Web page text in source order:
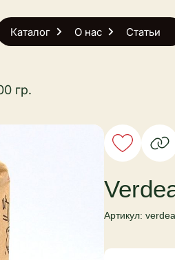
Каталог О нас Статьи
гр.
Артикул: